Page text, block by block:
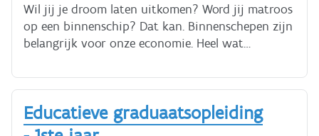
Wil jij je droom laten uitkomen? Word jij matroos
op een binnenschip? Dat kan. Binnenschepen zijn
belangrijk voor onze economie. Heel wat
onze rivieren en kanalen vervoerd. De
binnenvaart wordt dus jaar na jaar belangrijker.
Als matroos maak je deel uit van de bemanning
aan boord van een schip. Je leert nautische
Educatieve graduaatsopleiding